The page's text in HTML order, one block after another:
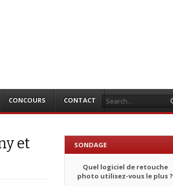
CONCOURS CONTACT
et
SONDAGE
Quel logiciel de retouche
photo utilisez-vous le plus ?